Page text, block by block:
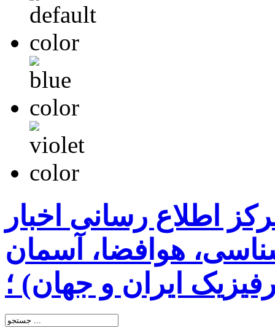
اطلاع رسانی اخبار
هوافضا، آسمان
ایران و جهان) ؛